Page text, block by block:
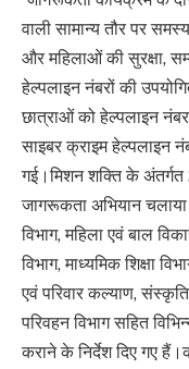
वाली सामान्य तौर पर
और महिलाओं की सुरक्षा,
हेल्पलाइन नंबरों की
छात्राओं को हेल्पलाइन
साइबर क्राइम हेल्पलाइन
गई।मिशन शक्ति के
जागरूकता अभियान
विभाग, महिला एवं बाल
विभाग, माध्यमिक शिक्षा
एवं परिवार कल्याण,
परिवहन विभाग सहित
कराने के निर्देश दिए गए